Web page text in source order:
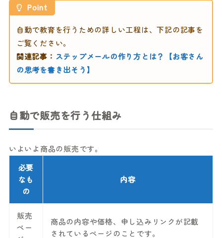
Point
自動で教育を行うための詳しい工程は、下記の記事を
ご覧ください。
関連記事： ステップメールの作り方とは？【お客さん
の思考を書き出そう】
自動で販売を行う仕組み
いよいよ商品の販売です。
必要
なも
の
内容
販売
ペー
商品の内容や価格、申し込みリンクが記載
されているページのことです。